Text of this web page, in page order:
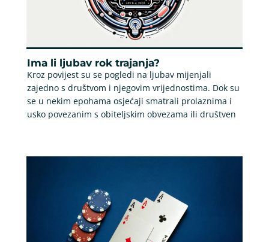
Ima li ljubav rok trajanja?
Kroz povijest su se pogledi na ljubav mijenjali
zajedno s društvom i njegovim vrijednostima. Dok su
se u nekim epohama osjećaji smatrali prolaznima i
usko povezanim s obiteljskim obvezama ili društven